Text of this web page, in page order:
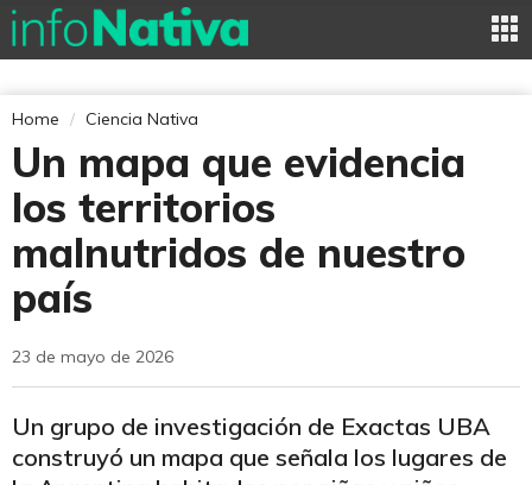
Home Ciencia Nativa
Un mapa que evidencia
los territorios
malnutridos de nuestro
país
23 de mayo de 2026
Un grupo de investigación de Exactas UBA
construyó un mapa que señala los lugares de